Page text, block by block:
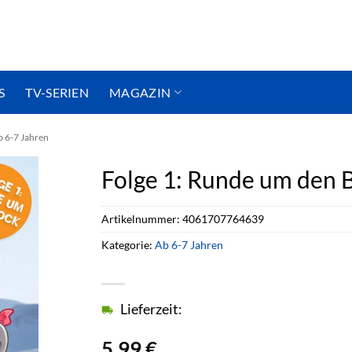
TV-SERIEN MAGAZIN
6-7 Jahren
Folge 1: Runde um den
Lieferzeit:
Artikelnummer: 4061707764639
Kategorie: Ab 6-7 Jahren